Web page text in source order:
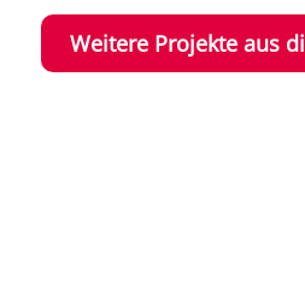
Weitere Projekte aus